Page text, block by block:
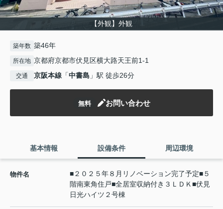
【外観】外観
築年数 築46年
所在地 京都府京都市伏見区横大路天王前1-1
交通 京阪本線 「中書島 」駅 徒歩26分
無料 お問い合わせ
基本情報 設備条件 周辺環境
物件名
■２０２５年８月リノベーション完了予定■５
階南東角住戸■全居室収納付き３ＬＤＫ■伏見
日光ハイツ２号棟